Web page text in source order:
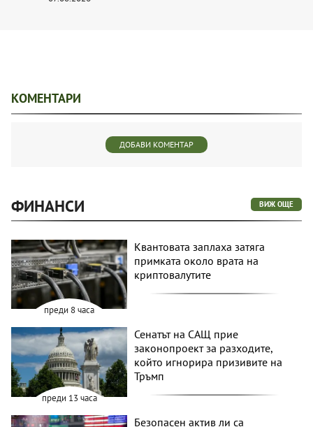
КОМЕНТАРИ
ДОБАВИ КОМЕНТАР
ФИНАНСИ ВИЖ ОЩЕ
преди 8 часа
Квантовата заплаха затяга
примката около врата на
криптовалутите
преди 13 часа
Сенатът на САЩ прие
законопроект за разходите,
който игнорира призивите на
Тръмп
Безопасен актив ли са